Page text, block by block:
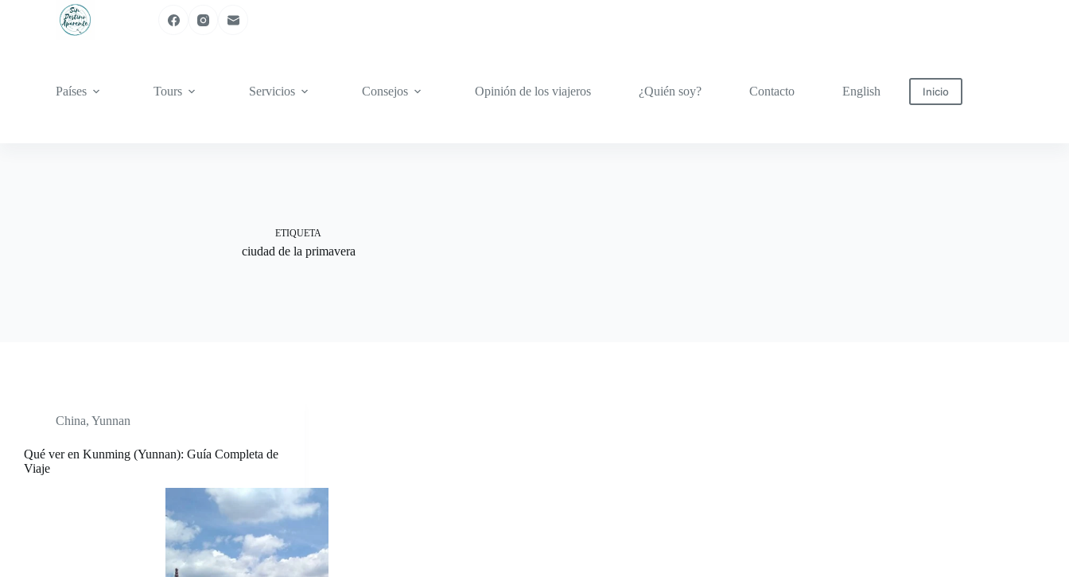
Países Tours Servicios Consejos Opinión de los viajeros ¿Quién soy? Contacto English Inicio
ETIQUETA
ciudad de la primavera
China, Yunnan
Qué ver en Kunming (Yunnan): Guía Completa de
Viaje